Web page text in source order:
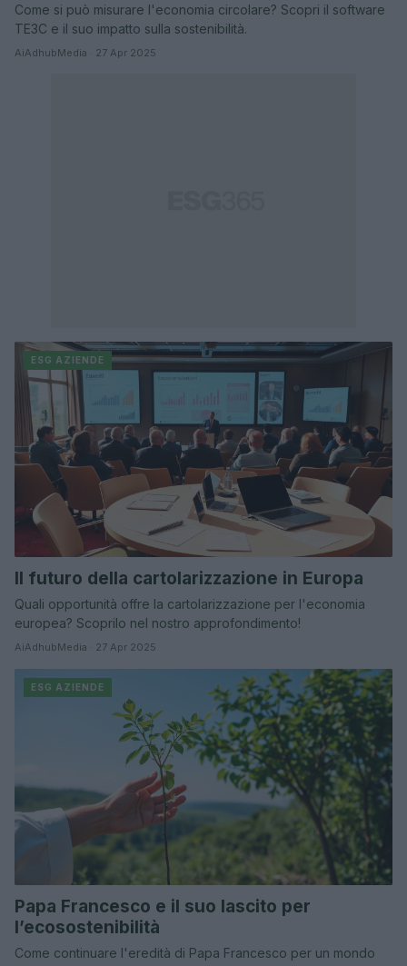
Come si può misurare l'economia circolare? Scopri il software
TE3C e il suo impatto sulla sostenibilità.
AiAdhubMedia · 27 Apr 2025
ESG AZIENDE
Il futuro della cartolarizzazione in Europa
Quali opportunità offre la cartolarizzazione per l'economia
europea? Scoprilo nel nostro approfondimento!
AiAdhubMedia · 27 Apr 2025
ESG AZIENDE
Papa Francesco e il suo lascito per
l’ecosostenibilità
Come continuare l'eredità di Papa Francesco per un mondo